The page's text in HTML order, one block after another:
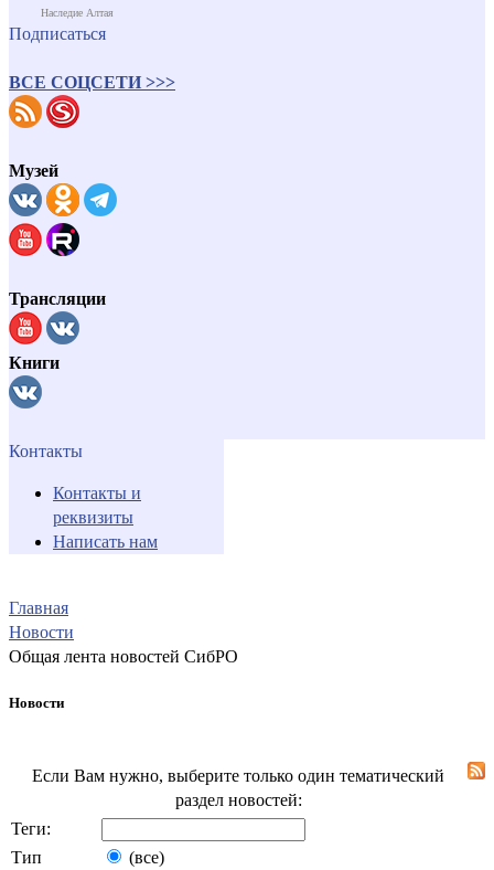
Наследие Алтая
Подписаться
ВСЕ СОЦСЕТИ >>>
Музей
Трансляции
Книги
Контакты
Контакты и
реквизиты
Написать нам
Главная
Новости
Общая лента новостей СибРО
Новости
Если Вам нужно, выберите только один тематический
раздел новостей:
Теги:
Тип
(все)